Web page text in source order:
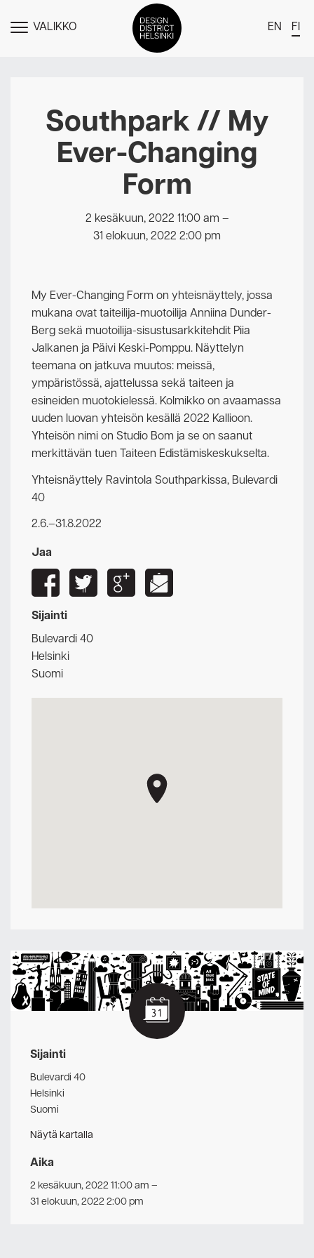
NÄYTÄVALIKKO EN FI
Jäsenet
Tapahtumat
Uutiset
Medialle
Meistä
Design District Helsingin jäsenyydestä
Southpark // My
Ever-Changing
Form
2 kesäkuun, 2022 11:00 am –
31 elokuun, 2022 2:00 pm
My Ever-Changing Form on yhteisnäyttely, jossa
mukana ovat taiteilija-muotoilija Anniina Dunder-
Berg sekä muotoilija-sisustusarkkitehdit Piia
Jalkanen ja Päivi Keski-Pomppu. Näyttelyn
teemana on jatkuva muutos: meissä,
ympäristössä, ajattelussa sekä taiteen ja
esineiden muotokielessä. Kolmikko on avaamassa
uuden luovan yhteisön kesällä 2022 Kallioon.
Yhteisön nimi on Studio Bom ja se on saanut
merkittävän tuen Taiteen Edistämiskeskukselta.
Yhteisnäyttely Ravintola Southparkissa, Bulevardi
40
2.6.–31.8.2022
Jaa
Sijainti
Bulevardi 40
Helsinki
Suomi
Sijainti
Bulevardi 40
Helsinki
Suomi
Näytä kartalla
Aika
2 kesäkuun, 2022 11:00 am –
31 elokuun, 2022 2:00 pm